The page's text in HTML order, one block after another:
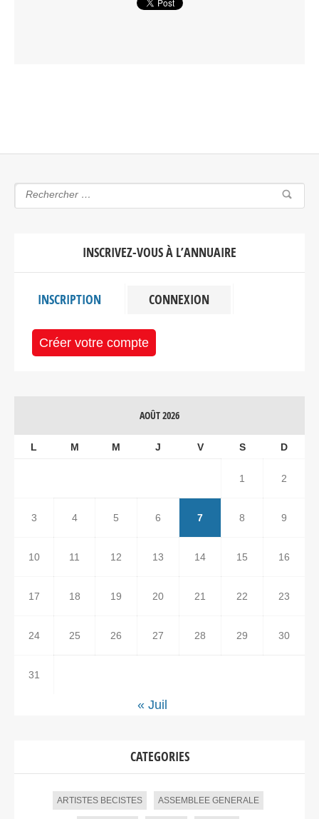
INSCRIVEZ-VOUS À L’ANNUAIRE
INSCRIPTION CONNEXION
Créer votre compte
AOÛT 2026
L M M J V S D
1 2
3 4 5 6 7 8 9
10 11 12 13 14 15 16
17 18 19 20 21 22 23
24 25 26 27 28 29 30
31
« Juil
CATEGORIES
ARTISTES BECISTES ASSEMBLEE GENERALE